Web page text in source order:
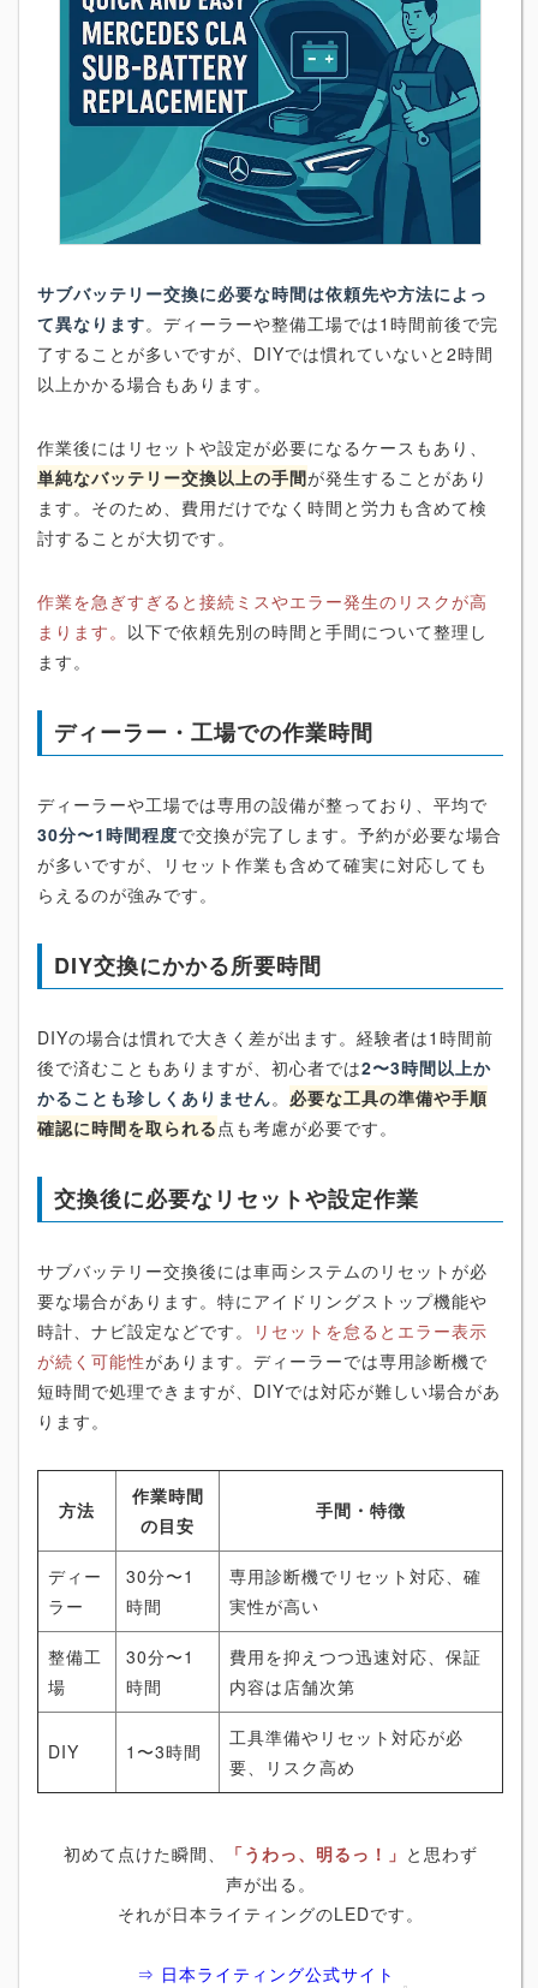
サブバッテリー交換に必要な時間は依頼先や方法によっ
て異なります。ディーラーや整備工場では1時間前後で完
了することが多いですが、DIYでは慣れていないと2時間
以上かかる場合もあります。
作業後にはリセットや設定が必要になるケースもあり、
単純なバッテリー交換以上の手間が発生することがあり
ます。そのため、費用だけでなく時間と労力も含めて検
討することが大切です。
作業を急ぎすぎると接続ミスやエラー発生のリスクが高
まります。 以下で依頼先別の時間と手間について整理し
ます。
ディーラー・工場での作業時間
ディーラーや工場では専用の設備が整っており、平均で
30分〜1時間程度で交換が完了します。予約が必要な場合
が多いですが、リセット作業も含めて確実に対応しても
らえるのが強みです。
DIY交換にかかる所要時間
DIYの場合は慣れで大きく差が出ます。経験者は1時間前
後で済むこともありますが、初心者では2〜3時間以上か
かることも珍しくありません。 必要な工具の準備や手順
確認に時間を取られる点も考慮が必要です。
交換後に必要なリセットや設定作業
サブバッテリー交換後には車両システムのリセットが必
要な場合があります。特にアイドリングストップ機能や
時計、ナビ設定などです。
リセットを怠るとエラー表示
が続く可能性があります。ディーラーでは専用診断機で
短時間で処理できますが、DIYでは対応が難しい場合があ
ります。
方法
作業時間
の目安
手間・特徴
ディー
ラー
30分〜1
時間
専用診断機でリセット対応、確
実性が高い
整備工
場
30分〜1
時間
費用を抑えつつ迅速対応、保証
内容は店舗次第
DIY 1〜3時間
工具準備やリセット対応が必
要、リスク高め
初めて点けた瞬間、 「うわっ、明るっ！」 と思わず
声が出る。
それが日本ライティングのLEDです。
⇒ 日本ライティング公式サイト